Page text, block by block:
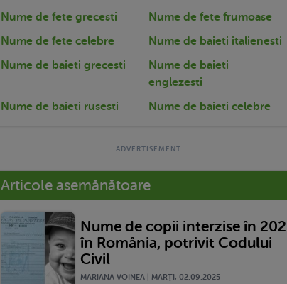
Nume de fete grecesti
Nume de fete frumoase
Nume de fete celebre
Nume de baieti italienesti
Nume de baieti grecesti
Nume de baieti
englezesti
Nume de baieti rusesti
Nume de baieti celebre
Articole asemănătoare
Nume de copii interzise în
în România, potrivit Codului
Civil
MARIANA VOINEA | MARŢI, 02.09.2025